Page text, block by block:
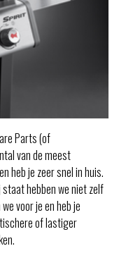
Parts (of
van de meest
heb je zeer snel in huis.
hebben we niet zelf
voor je en heb je
of lastiger